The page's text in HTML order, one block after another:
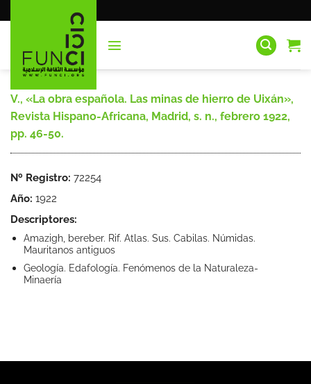
al
V., «La obra española. Las minas de hierro de Uixán»,
Revista Hispano-Africana, Madrid, s. n., febrero 1922,
pp. 46-50.
Nº Registro: 72254
Año: 1922
Descriptores:
Amazigh, bereber. Rif. Atlas. Sus. Cabilas. Númidas.
Mauritanos antiguos
Geología. Edafología. Fenómenos de la Naturaleza-
Minaería